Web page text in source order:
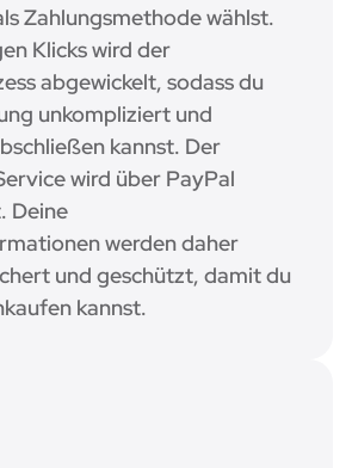
Zahlungsmethode wählst.
Klicks wird der
abgewickelt, sodass du
unkompliziert und
kannst. Der
wird über PayPal
Deine
werden daher
und geschützt, damit du
kannst.